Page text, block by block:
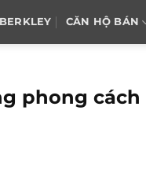
CĂN HỘ BÁN
phong cách